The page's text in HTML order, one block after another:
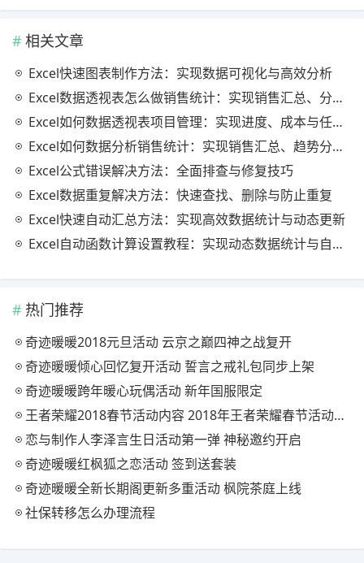
相关文章
Excel快速图表制作方法：实现数据可视化与高效分析
Excel数据透视表怎么做销售统计：实现销售汇总、分析与动态监控
Excel如何数据透视表项目管理：实现进度、成本与任务的高效分析
Excel如何数据分析销售统计：实现销售汇总、趋势分析与业绩优化
Excel公式错误解决方法：全面排查与修复技巧
Excel数据重复解决方法：快速查找、删除与防止重复
Excel快速自动汇总方法：实现高效数据统计与动态更新
Excel自动函数计算设置教程：实现动态数据统计与自动更新
热门推荐
奇迹暖暖2018元旦活动 云京之巅四神之战复开
奇迹暖暖倾心回忆复开活动 誓言之戒礼包同步上架
奇迹暖暖跨年暖心玩偶活动 新年国服限定
王者荣耀2018春节活动内容 2018年王者荣耀春节活动大全
恋与制作人李泽言生日活动第一弹 神秘邀约开启
奇迹暖暖红枫狐之恋活动 签到送套装
奇迹暖暖全新长期阁更新多重活动 枫院茶庭上线
社保转移怎么办理流程